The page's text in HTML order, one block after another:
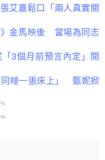
艾嘉鬆口「兩人真實關
金馬映後 當場為同志
3個月前預言內定」開
睡一張床上」 甄妮掀